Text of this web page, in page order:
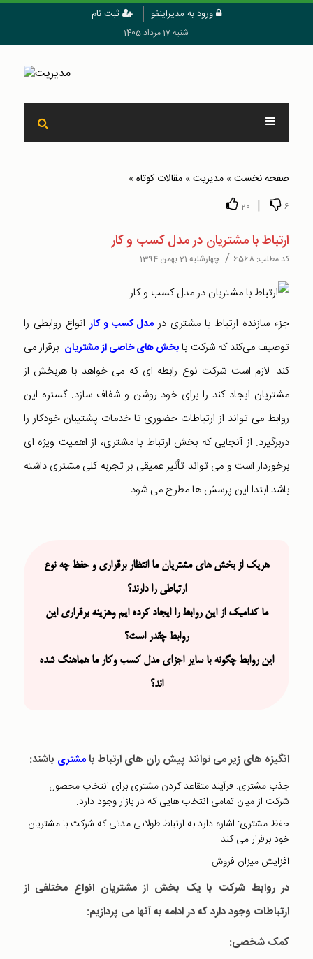
ورود به مدیراینفو ثبت نام
شنبه 17 مرداد 1405
صفحه نخست» مدیریت» مقالات کوتاه»
6
|
20
ارتباط با مشتریان در مدل کسب و کار
کد مطلب: 6568
/ چهارشنبه 21 بهمن 1394
جزء سازنده ارتباط با مشتری در مدل کسب و کارانواع روابطی را
توصیف می‌کند که شرکت بابخش های خاصی از مشتریان برقرار می
کند. لازم است شرکت نوع رابطه ای که می خواهد با هربخش از
مشتریان ایجاد کند را برای خود روشن و شفاف سازد. گستره این
روابط می تواند از ارتباطات حضوری تا خدمات پشتیبان خودکار را
دربرگیرد. از آنجایی که بخش ارتباط با مشتری، از اهمیت ویژه ای
برخوردار است و می تواند تأثیر عمیقی بر تجربه کلی مشتری داشته
باشد ابتدا این پرسش ها مطرح می شود
هریک از بخش های مشتریان ما انتظار برقراری و حفظ چه نوع
ارتباطی را دارند؟
ما کدامیک از این روابط را ایجاد کرده ایم وهزینه برقراری این
روابط چقدر است؟
این روابط چگونه با سایر اجزای مدل کسب وکار ما هماهنگ شده
اند؟
انگیزه های زیر می توانند پیش ران های ارتباط بامشتری باشند:
جذب مشتری: فرآیند متقاعد کردن مشتری برای انتخاب محصول
شرکت از میان تمامی انتخاب هایی که در بازار وجود دارد.
حفظ مشتری: اشاره دارد به ارتباط طولانی مدتی که شرکت با مشتریان
خود برقرار می کند.
افزایش میزان فروش
در روابط شرکت با یک بخش از مشتریان انواع مختلفی از
ارتباطات وجود دارد که در ادامه به آنها می پردازیم:
کمک شخصی: